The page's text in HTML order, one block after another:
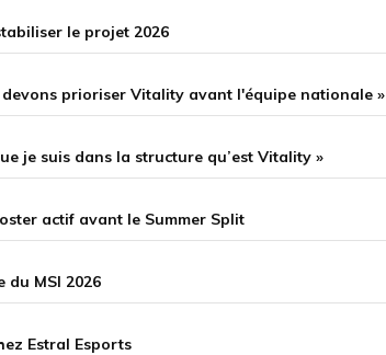
le projet 2026
prioriser Vitality avant l'équipe nationale »
je suis dans la structure qu’est Vitality »
actif avant le Summer Split
du MSI 2026
Estral Esports